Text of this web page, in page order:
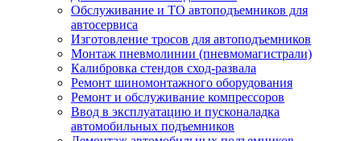
Обслуживание и ТО автоподъемников для
автосервиса
Изготовление тросов для автоподъемников
Монтаж пневмолинии (пневмомагистрали)
Калибровка стендов сход-развала
Ремонт шиномонтажного оборудования
Ремонт и обслуживание компрессоров
Ввод в эксплуатацию и пусконаладка
автомобильных подъемников